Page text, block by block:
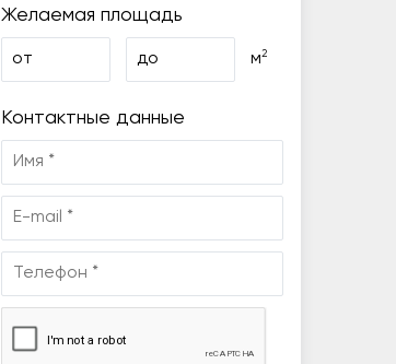
Желаемая площадь
от до м2
Контактные данные